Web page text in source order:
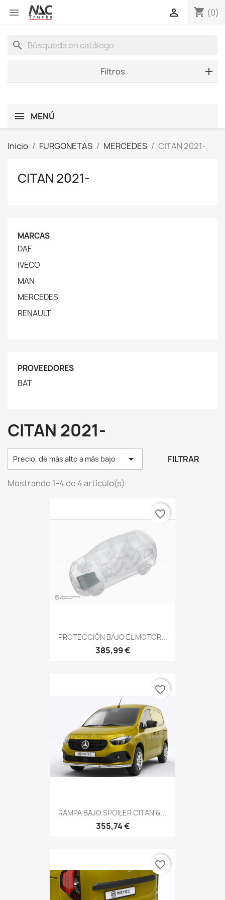
 shopping_cart (0)

search
Filtros
MENÚ
Inicio FURGONETAS MERCEDES CITAN 2021-
CITAN 2021-
MARCAS
DAF
IVECO
MAN
MERCEDES
RENAULT
PROVEEDORES
BAT
CITAN 2021-
Precio, de más alto a más bajo  FILTRAR
Mostrando 1-4 de 4 artículo(s)
PROTECCIÓN BAJO EL MOTOR...
385,99 €
favorite_border
RAMPA BAJO SPOILER CITAN &...
355,74 €
favorite_border
favorite_border